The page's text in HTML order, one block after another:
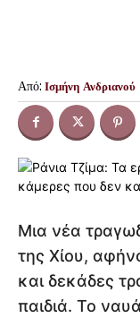
Από: Ισμήνη Ανδριανού
Μια νέα
της Χίου,
και δεκάδες
παιδιά. Το